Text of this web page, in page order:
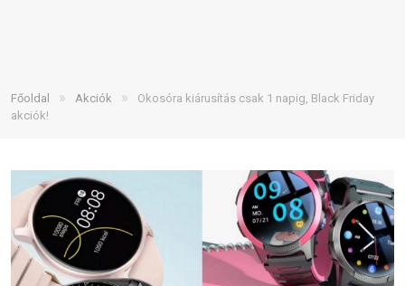
Főoldal » Akciók »
Okosóra kiárusítás csak 1 napig, Black Friday
akciók!